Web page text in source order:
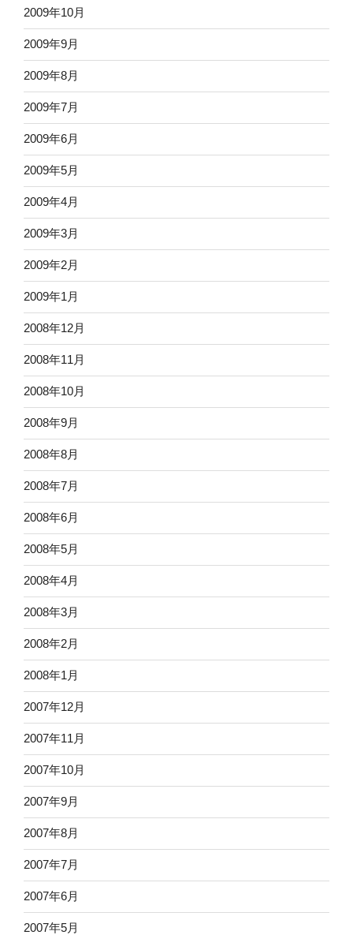
2009年10月
2009年9月
2009年8月
2009年7月
2009年6月
2009年5月
2009年4月
2009年3月
2009年2月
2009年1月
2008年12月
2008年11月
2008年10月
2008年9月
2008年8月
2008年7月
2008年6月
2008年5月
2008年4月
2008年3月
2008年2月
2008年1月
2007年12月
2007年11月
2007年10月
2007年9月
2007年8月
2007年7月
2007年6月
2007年5月